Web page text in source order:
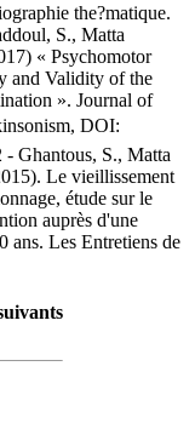
the?matique.
S., Matta
« Psychomotor
and Validity of the
». Journal of
DOI:
Ghantous, S., Matta
Le vieillissement
étude sur le
auprès d'une
ans. Les Entretiens de